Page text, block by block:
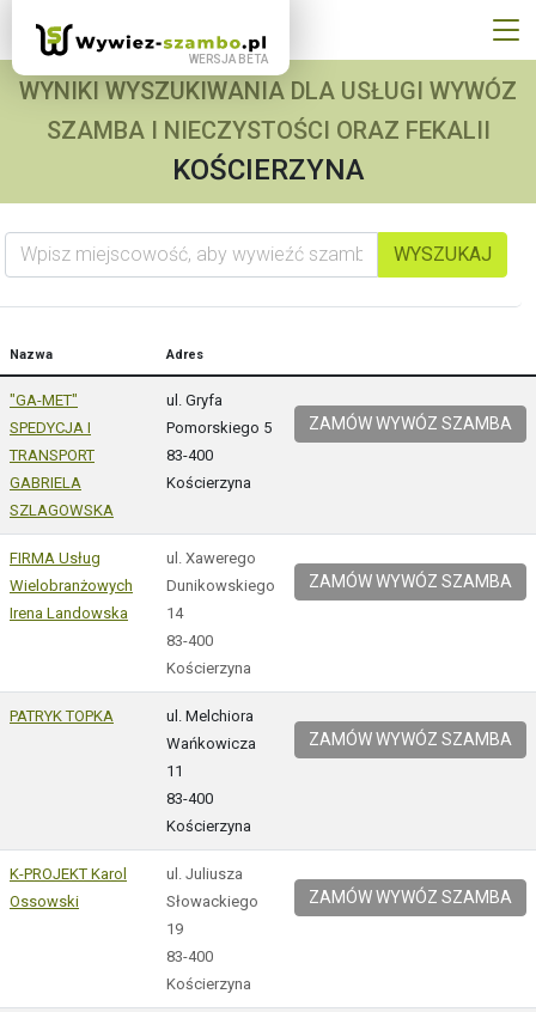
WYNIKI WYSZUKIWANIA DLA USŁUGI WYWÓZ
SZAMBA I NIECZYSTOŚCI ORAZ FEKALII
KOŚCIERZYNA
Wpisz miejscowość, aby wywieźć szambo
WYSZUKAJ
Nazwa Adres
"GA-MET"
SPEDYCJA I
TRANSPORT
GABRIELA
SZLAGOWSKA
ul. Gryfa
Pomorskiego 5
83-400
Kościerzyna
ZAMÓW WYWÓZ SZAMBA
FIRMA Usług
Wielobranżowych
Irena Landowska
ul. Xawerego
Dunikowskiego
14
83-400
Kościerzyna
ZAMÓW WYWÓZ SZAMBA
PATRYK TOPKA
ul. Melchiora
Wańkowicza
11
83-400
Kościerzyna
ZAMÓW WYWÓZ SZAMBA
K-PROJEKT Karol
Ossowski
ul. Juliusza
Słowackiego
19
83-400
Kościerzyna
ZAMÓW WYWÓZ SZAMBA